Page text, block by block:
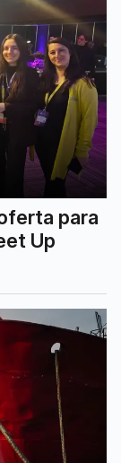
para
Up